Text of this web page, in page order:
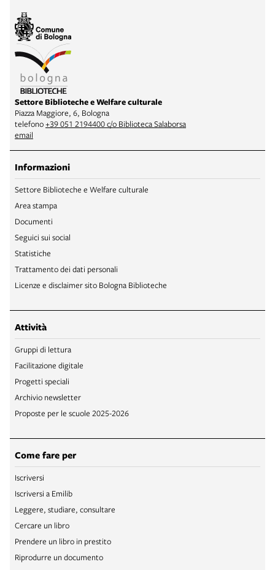
Settore Biblioteche e Welfare culturale
Piazza Maggiore, 6, Bologna
telefono+39 051 2194400 c/o Biblioteca Salaborsa
email
Informazioni
Settore Biblioteche e Welfare culturale
Area stampa
Documenti
Seguici sui social
Statistiche
Trattamento dei dati personali
Licenze e disclaimer sito Bologna Biblioteche
Attività
Gruppi di lettura
Facilitazione digitale
Progetti speciali
Archivio newsletter
Proposte per le scuole 2025-2026
Come fare per
Iscriversi
Iscriversi a Emilib
Leggere, studiare, consultare
Cercare un libro
Prendere un libro in prestito
Riprodurre un documento